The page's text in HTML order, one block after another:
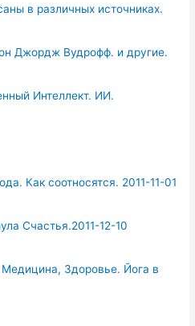
в различных источниках.
Джордж Вудрофф. и другие.
Интеллект. ИИ.
Как соотносятся. 2011-11-01
Счастья.2011-12-10
Здоровье. Йога в